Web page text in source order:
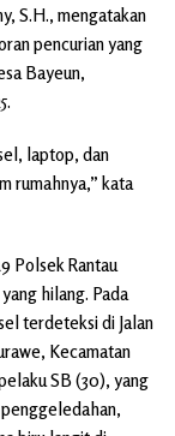
S.H., mengatakan
pencurian yang
Bayeun,
laptop, dan
rumahnya,” kata
Polsek Rantau
hilang. Pada
terdeteksi di Jalan
Kecamatan
SB (30), yang